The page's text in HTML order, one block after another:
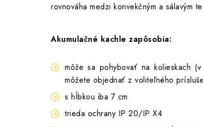
rovnováha medzi konvekčným a sálavým
Akumulačné kachle zapôsobia:
môže sa pohybovať na kolieskach
môžete objednať z voliteľného
s hĺbkou iba 7 cm
trieda ochrany IP 20/IP X4